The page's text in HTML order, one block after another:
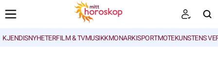
KJENDISNYHETERFILM & TVMUSIKKMONARKISPORTMOTEKUNSTENS